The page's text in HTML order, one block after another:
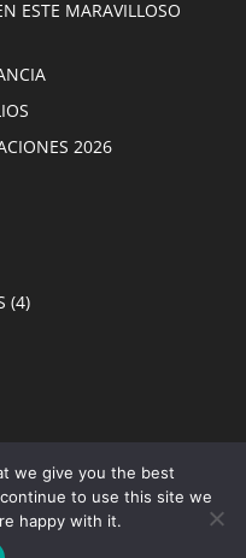
ESTE MARAVILLOSO
2026
(4)
we give you the best
to use this site we
happy with it.